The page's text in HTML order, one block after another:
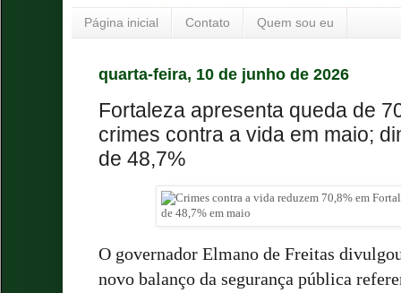
Página inicial Contato Quem sou eu
quarta-feira, 10 de junho de 2026
Fortaleza apresenta queda de
crimes contra a vida em maio;
de 48,7%
O governador Elmano de Freitas
novo balanço da segurança pública